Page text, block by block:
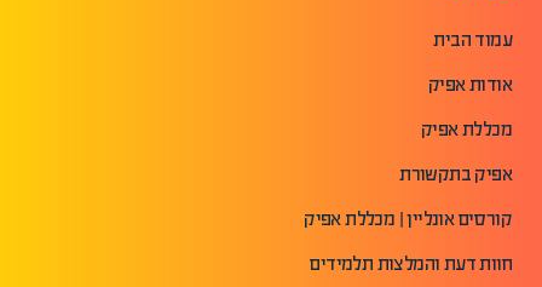
עמוד הבית
אודות אפיק
מכללת אפיק
אפיק בתקשורת
קורסים אונליין | מכללת אפיק
חוות דעת והמלצות תלמידים